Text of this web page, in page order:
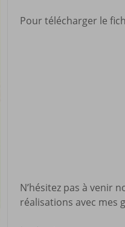
Pour télécharger le
N’hésitez pas à venir
réalisations avec mes